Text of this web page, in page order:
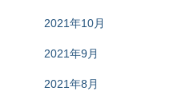
2021年10月
2021年9月
2021年8月